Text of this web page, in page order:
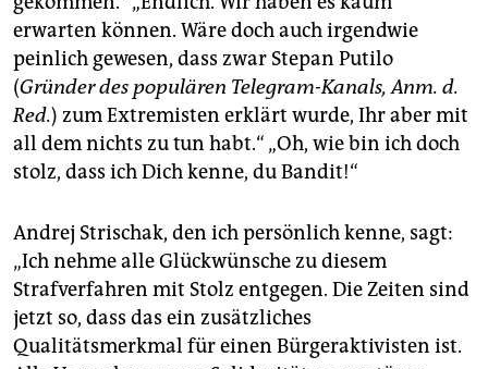
erwarten können. Wäre doch auch irgendwie
peinlich gewesen, dass zwar Stepan Putilo
(Gründer des populären Telegram-Kanals, Anm. d.
Red.) zum Extremisten erklärt wurde, Ihr aber mit
all dem nichts zu tun habt.“ „Oh, wie bin ich doch
stolz, dass ich Dich kenne, du Bandit!“
Andrej Strischak, den ich persönlich kenne, sagt:
„Ich nehme alle Glückwünsche zu diesem
Strafverfahren mit Stolz entgegen. Die Zeiten sind
jetzt so, dass das ein zusätzliches
Qualitätsmerkmal für einen Bürgeraktivisten ist.